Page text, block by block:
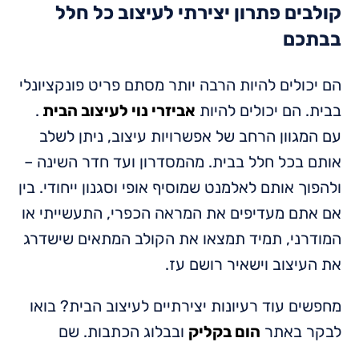
קולבים פתרון יצירתי לעיצוב כל חלל
בבתכם
הם יכולים להיות הרבה יותר מסתם פריט פונקציונלי
בבית. הם יכולים להיות אביזרי נוי לעיצוב הבית .
עם המגוון הרחב של אפשרויות עיצוב, ניתן לשלב
אותם בכל חלל בבית. מהמסדרון ועד חדר השינה –
ולהפוך אותם לאלמנט שמוסיף אופי וסגנון ייחודי. בין
אם אתם מעדיפים את המראה הכפרי, התעשייתי או
המודרני, תמיד תמצאו את הקולב המתאים שישדרג
את העיצוב וישאיר רושם עז.
מחפשים עוד רעיונות יצירתיים לעיצוב הבית? בואו
לבקר באתר הום בקליק ובבלוג הכתבות. שם